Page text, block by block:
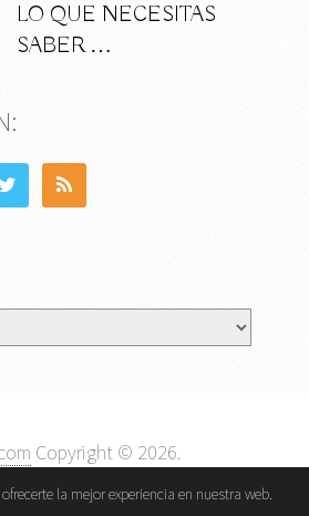
LO QUE NECESITAS
SABER …
Copyright © 2026.
Legales y Privacidad
Política de
la mejor experiencia en nuestra web.